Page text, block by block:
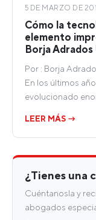
5 DE MARZO DE
Cómo la
elemento
Borja
Por : Borja
En los últimos
evolucionado
LEER MÁS →
¿Tienes una
Cuéntanosla y
abogados